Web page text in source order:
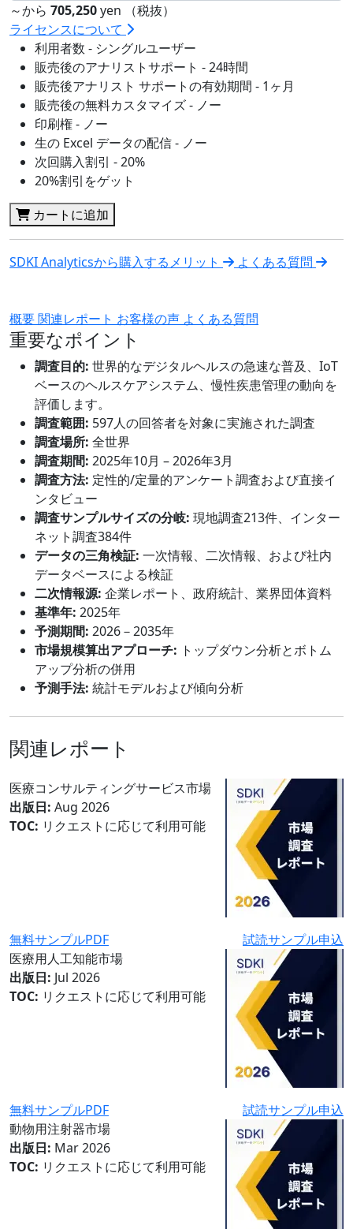
～から 705,250yen （税抜）
ライセンスについて
利用者数 - シングルユーザー
販売後のアナリストサポート - 24時間
販売後アナリスト サポートの有効期間 - 1ヶ月
販売後の無料カスタマイズ - ノー
印刷権 - ノー
生の Excel データの配信 - ノー
次回購入割引 - 20%
20%割引をゲット
カートに追加
SDKI Analyticsから購入するメリット よくある質問
概要関連レポート お客様の声 よくある質問
重要なポイント
調査目的: 世界的なデジタルヘルスの急速な普及、IoT
ベースのヘルスケアシステム、慢性疾患管理の動向を
評価します。
調査範囲: 597人の回答者を対象に実施された調査
調査場所: 全世界
調査期間: 2025年10月 – 2026年3月
調査方法: 定性的/定量的アンケート調査および直接イ
ンタビュー
調査サンプルサイズの分岐: 現地調査213件、インター
ネット調査384件
データの三角検証: 一次情報、二次情報、および社内
データベースによる検証
二次情報源: 企業レポート、政府統計、業界団体資料
基準年: 2025年
予測期間: 2026－2035年
市場規模算出アプローチ: トップダウン分析とボトム
アップ分析の併用
予測手法: 統計モデルおよび傾向分析
関連レポート
医療コンサルティングサービス市場
出版日: Aug 2026
TOC: リクエストに応じて利用可能
無料サンプルPDF
試読サンプル申込
医療用人工知能市場
出版日: Jul 2026
TOC: リクエストに応じて利用可能
無料サンプルPDF
試読サンプル申込
動物用注射器市場
出版日: Mar 2026
TOC: リクエストに応じて利用可能